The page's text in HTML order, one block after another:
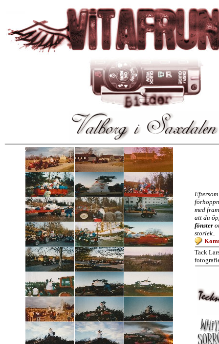
med
att du
fönster
storlek..
Tack